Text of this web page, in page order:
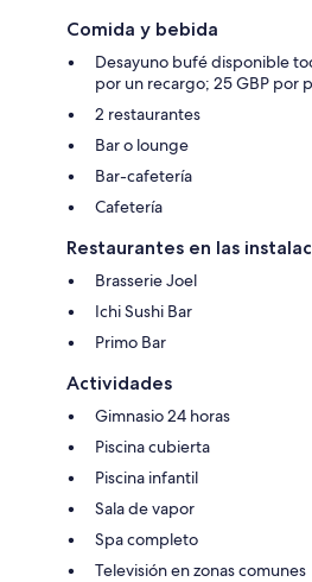
Comida y bebida
Desayuno bufé disponible
por un recargo; 25 GBP por
2 restaurantes
Bar o lounge
Bar-cafetería
Cafetería
Restaurantes en las
Brasserie Joel
Ichi Sushi Bar
Primo Bar
Actividades
Gimnasio 24 horas
Piscina cubierta
Piscina infantil
Sala de vapor
Spa completo
Televisión en zonas comunes